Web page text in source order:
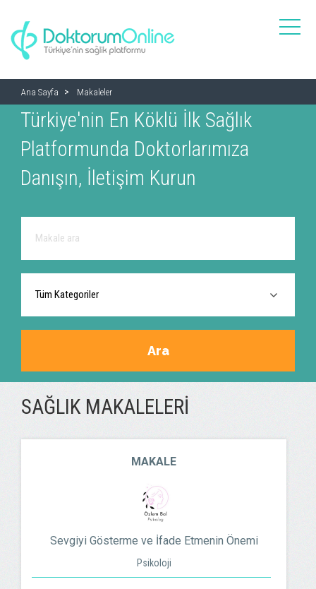
toggle
Ana Sayfa Makaleler
Türkiye'nin En Köklü İlk Sağlık
Platformunda Doktorlarımıza
Danışın, İletişim Kurun
Ara
SAĞLIK MAKALELERI
MAKALE
Sevgiyi Gösterme ve İfade Etmenin Önemi
Psikoloji